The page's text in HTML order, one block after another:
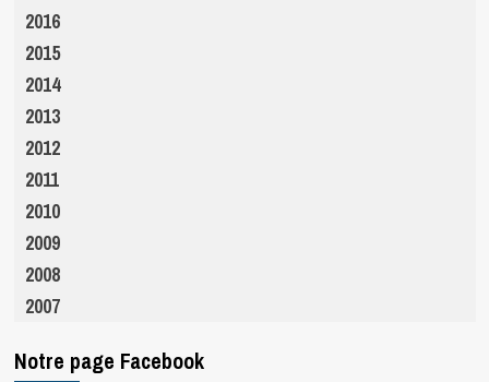
2016
2015
2014
2013
2012
2011
2010
2009
2008
2007
Notre page Facebook